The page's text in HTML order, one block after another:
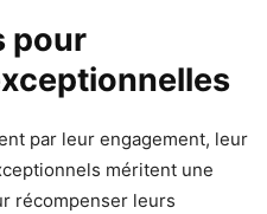
pour
par leur engagement, leur
méritent une
récompenser leurs